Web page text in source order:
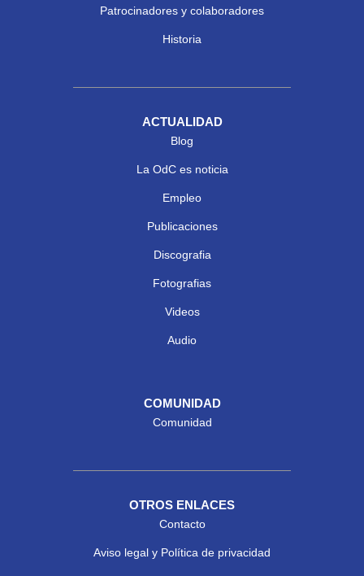
Patrocinadores y colaboradores
Historia
ACTUALIDAD
Blog
La OdC es noticia
Empleo
Publicaciones
Discografia
Fotografias
Videos
Audio
COMUNIDAD
Comunidad
OTROS ENLACES
Contacto
Aviso legal y Política de privacidad